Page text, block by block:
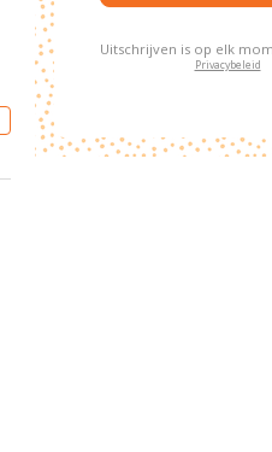
Uitschrijven is op elk
Privacybeleid